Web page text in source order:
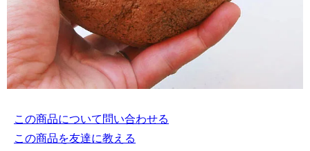
この商品について問い合わせる
この商品を友達に教える